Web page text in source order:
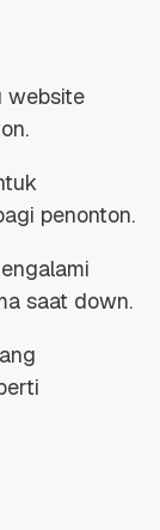
website
penonton.
saat down.